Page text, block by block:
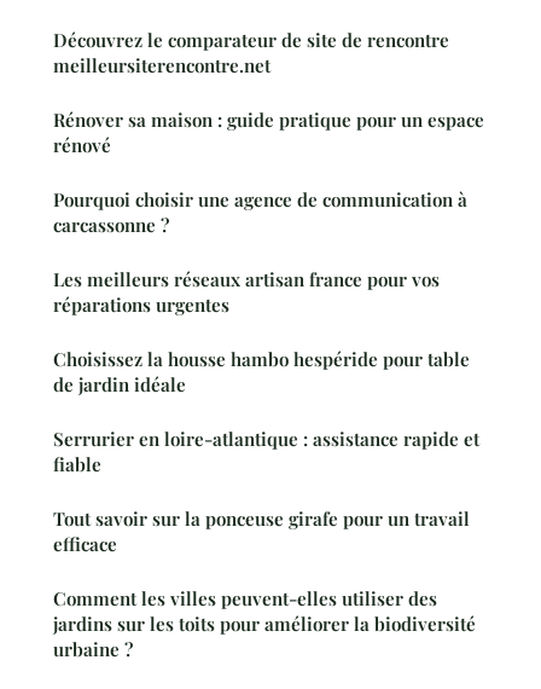
Découvrez le comparateur de site de rencontre
meilleursiterencontre.net
Rénover sa maison : guide pratique pour un espace
rénové
Pourquoi choisir une agence de communication à
carcassonne ?
Les meilleurs réseaux artisan france pour vos
réparations urgentes
Choisissez la housse hambo hespéride pour table
de jardin idéale
Serrurier en loire-atlantique : assistance rapide et
fiable
Tout savoir sur la ponceuse girafe pour un travail
efficace
Comment les villes peuvent-elles utiliser des
jardins sur les toits pour améliorer la biodiversité
urbaine ?